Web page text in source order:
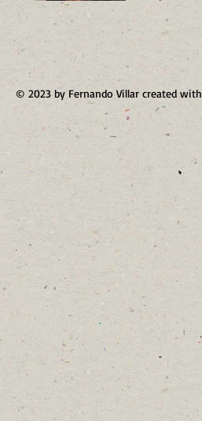
© 2023 by Fernando Villar created with